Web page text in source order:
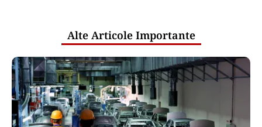
Alte Articole Importante